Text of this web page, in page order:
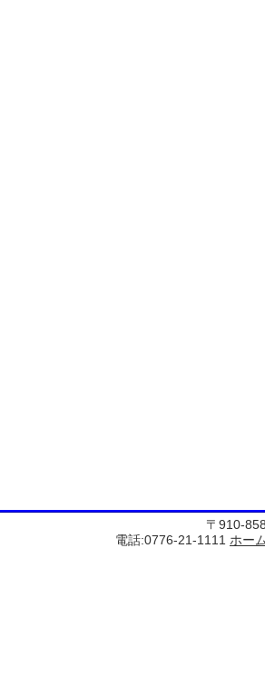
〒910-
電話:0776-21-1111 ホー